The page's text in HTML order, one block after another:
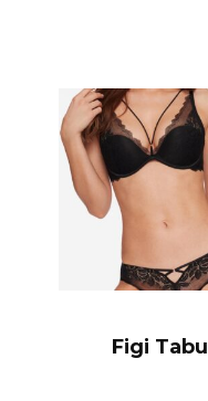
Figi Tabu